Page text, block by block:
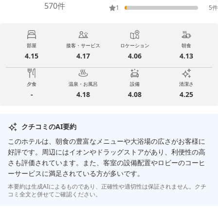
570件
1
5件
部屋
4.15
接客・サービス
4.17
ロケーション
4.06
朝食
4.13
夕食
-
温泉・お風呂
4.18
設備
4.08
清潔さ
4.25
クチコミのAI要約
このホテルは、朝食の豊富なメニューや大浴場の広さがお客様に
好評です。周辺にはイオンやドラッグストアがあり、利便性の高
さも評価されています。また、客室の設備配置やロビーのコーヒ
ーサービスに満足されている方が多いです。
本要約は生成AIによるものであり、正確性や適切性は保証されません。クチ
コミ全文と併せてご確認ください。